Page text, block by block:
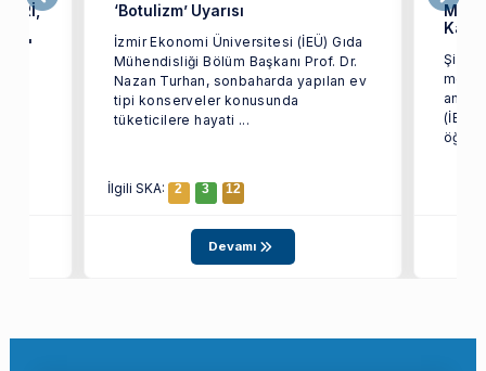
‘Botulizm’ Uyarısı
İzmir Ekonomi Üniversitesi (İEÜ) Gıda
Mühendisliği Bölüm Başkanı Prof. Dr.
Nazan Turhan, sonbaharda yapılan ev
tipi konserveler konusunda
tüketicilere hayati ...
İlgili SKA: 2 3 12
Devamı
Şifa
(İEÜ)